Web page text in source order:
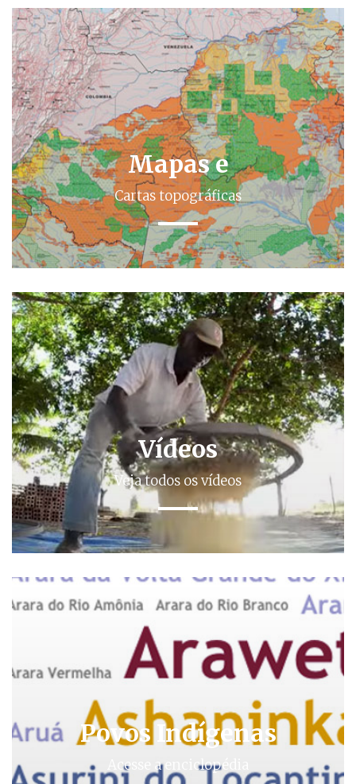
Mapas e
Cartas topográficas
Vídeos
Veja todos os vídeos
Povos Indígenas
Acesse a enciclopédia